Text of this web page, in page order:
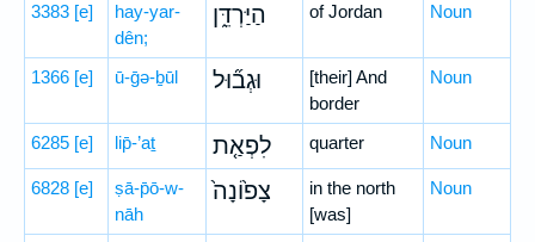
3383 [e]
hay-yar-
dên;
הַיַּרְדֵּ֑ן of Jordan Noun
1366 [e] ū-ḡə-ḇūl וּגְב֞וּל
[their] And
border
Noun
6285 [e] lip̄-’aṯ לִפְאַ֤ת quarter Noun
6828 [e]
ṣā-p̄ō-w-
nāh
צָפ֙וֹנָה֙
in the north
[was]
Noun